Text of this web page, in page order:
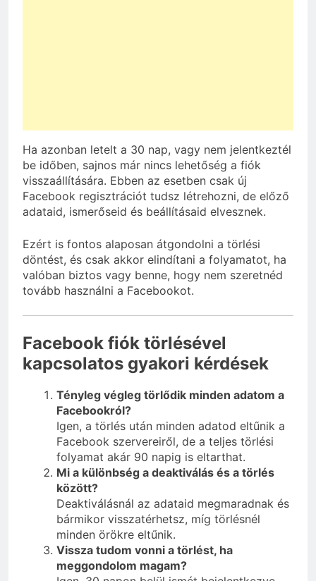
Ha azonban letelt a 30 nap, vagy nem jelentkeztél
be időben, sajnos már nincs lehetőség a fiók
visszaállítására. Ebben az esetben csak új
Facebook regisztrációt tudsz létrehozni, de előző
adataid, ismerőseid és beállításaid elvesznek.
Ezért is fontos alaposan átgondolni a törlési
döntést, és csak akkor elindítani a folyamatot, ha
valóban biztos vagy benne, hogy nem szeretnéd
tovább használni a Facebookot.
Facebook fiók törlésével
kapcsolatos gyakori kérdések
Tényleg végleg törlődik minden adatom a
Facebookról?
Igen, a törlés után minden adatod eltűnik a
Facebook szervereiről, de a teljes törlési
folyamat akár 90 napig is eltarthat.
Mi a különbség a deaktiválás és a törlés
között?
Deaktiválásnál az adataid megmaradnak és
bármikor visszatérhetsz, míg törlésnél
minden örökre eltűnik.
Vissza tudom vonni a törlést, ha
meggondolom magam?